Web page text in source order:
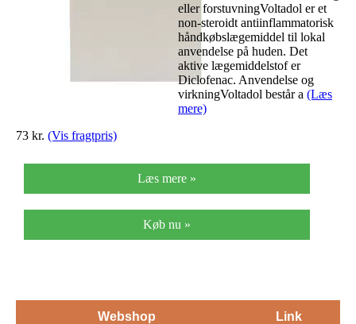
eller forstuvningVoltadol er et
non-steroidt antiinflammatorisk
håndkøbslægemiddel til lokal
anvendelse på huden. Det
aktive lægemiddelstof er
Diclofenac. Anvendelse og
virkningVoltadol består a (Læs
mere)
73 kr. (Vis fragtpris)
Læs mere »
Køb nu »
Webshop Link